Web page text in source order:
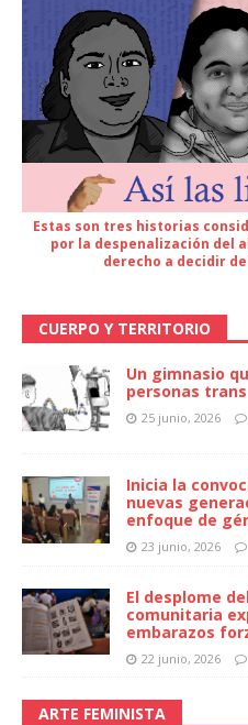
Estas son tres historias
por la despenalización del
derecho a decidir
CUERPO Y TERRITORIO
Un gimnasio
personas trans
25 junio, 2026
Inicia la
nuevas
enfoque de
23 junio, 2026
El desplome
comunitaria
embarazos
22 junio, 2026
ARTE FEMINISTA